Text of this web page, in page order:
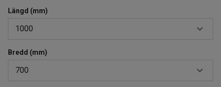
Längd (mm)
1000
900
1000
Bredd (mm)
700